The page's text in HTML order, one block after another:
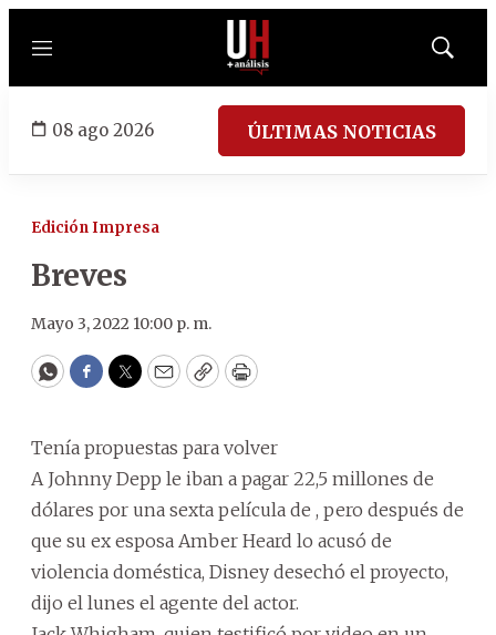
Menú
Mostrar
08 ago 2026 ÚLTIMAS NOTICIAS
Edición Impresa
Breves
Mayo 3, 2022 10:00 p. m.
WhatsApp
Facebook
Twitter
EmailCopyPrint
Tenía propuestas para volver
A Johnny Depp le iban a pagar 22,5 millones de
dólares por una sexta película de , pero después de
que su ex esposa Amber Heard lo acusó de
violencia doméstica, Disney desechó el proyecto,
dijo el lunes el agente del actor.